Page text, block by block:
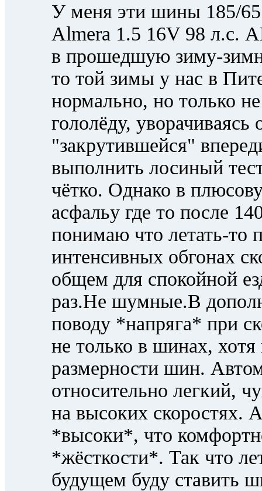
У меня эти шины 185/65
Almera 1.5 16V 98 л.с.
в прошедшую зиму-
то той зимы у нас в
нормально, но только
гололёду, уворачиваясь
"закрутившейся"
выполнить лосиный
чётко. Однако в
асфальу где то после
понимаю что летать-то
интенсивных обгонах
общем для спокойной
раз.Не шумные.В
поводу *напряга* при
не только в шинах,
размерности шин.
относительно легкий,
на высоких скоростях.
*высоки*, что
*жёсткости*. Так что
будущем буду ставить